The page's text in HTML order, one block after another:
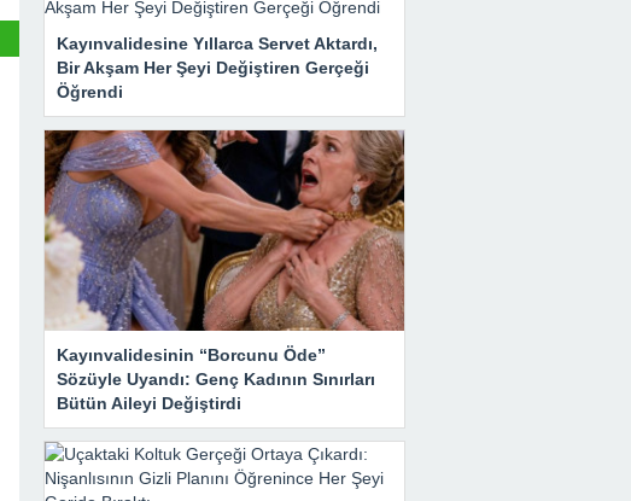
Kayınvalidesine Yıllarca Servet Aktardı,
Bir Akşam Her Şeyi Değiştiren Gerçeği
Öğrendi
Kayınvalidesinin “Borcunu Öde”
Sözüyle Uyandı: Genç Kadının Sınırları
Bütün Aileyi Değiştirdi